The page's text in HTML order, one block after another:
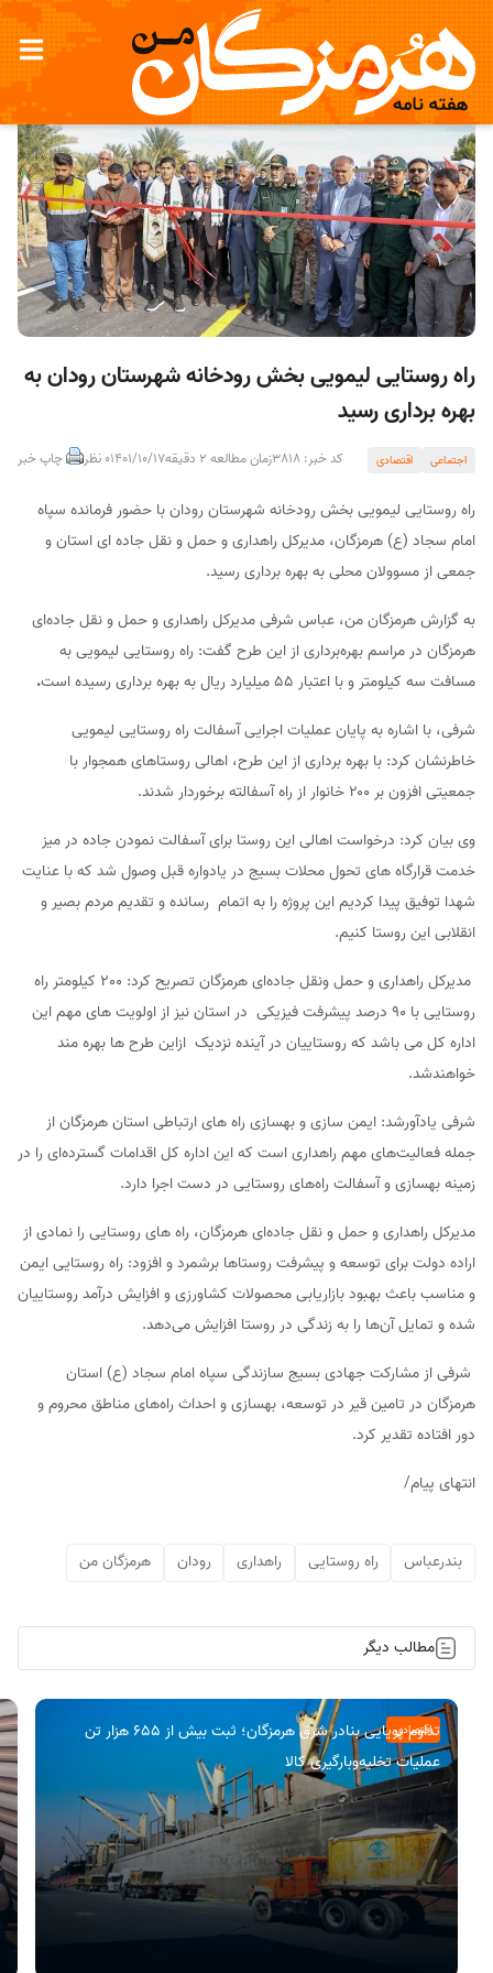
راه روستایی لیمویی بخش رودخانه شهرستان رودان به
بهره برداری رسید
اجتماعی اقتصادی کد خبر: 3818 زمان مطالعه 2 دقیقه 1401/10/170 نظر چاپ خبر
راه روستایی لیمویی بخش رودخانه شهرستان رودان با حضور فرمانده سپاه
امام سجاد (ع) هرمزگان، مدیرکل راهداری و حمل و نقل جاده ای استان و
جمعی از مسوولان محلی به بهره برداری رسید.
به گزارش هرمزگان من، عباس شرفی مدیرکل راهداری و حمل و نقل جاده‌ای
هرمزگان در مراسم بهره‌برداری از این طرح گفت: راه روستایی لیمویی به
مسافت سه کیلومتر و با اعتبار 55 میلیارد ریال به بهره برداری رسیده است
.
شرفی، با اشاره به پایان عملیات اجرایی آسفالت راه روستایی لیمویی
خاطرنشان کرد: با بهره برداری از این طرح، اهالی روستاهای همجوار با
جمعیتی افزون بر ۲۰۰ خانوار از راه آسفالته برخوردار شدند.
وی بیان کرد: درخواست اهالی این روستا برای آسفالت نمودن جاده در میز
خدمت قرارگاه های تحول محلات بسیج در یادواره قبل وصول شد که با عنایت
شهدا توفیق پیدا کردیم این پروژه را به اتمام رسانده و تقدیم مردم بصیر و
انقلابی این روستا کنیم.
مدیرکل راهداری و حمل ونقل جاده‌ای هرمزگان تصریح کرد: 200 کیلومتر راه
روستایی با 90 درصد پیشرفت فیزیکی در استان نیز از اولویت های مهم این
اداره کل می باشد که روستاییان در آینده نزدیک ازاین طرح ها بهره مند
خواهندشد.
شرفی یادآورشد: ایمن سازی و بهسازی راه های ارتباطی استان هرمزگان از
جمله فعالیت‌های مهم راهداری است که این اداره کل اقدامات گسترده‌ای را در
زمینه بهسازی و آسفالت راه‌های روستایی در دست اجرا دارد.
مدیرکل راهداری و حمل و نقل جاده‌ای هرمزگان، راه های روستایی را نمادی از
اراده دولت برای توسعه و پیشرفت روستاها برشمرد و افزود: راه روستایی ایمن
و مناسب باعث بهبود بازاریابی محصولات کشاورزی و افزایش درآمد روستاییان
شده و تمایل آن‌ها را به زندگی در روستا افزایش می‌دهد.
شرفی از مشارکت جهادی بسیج سازندگی سپاه امام سجاد (ع) استان
هرمزگان در تامین قیر در توسعه، بهسازی و احداث راه‌های مناطق محروم و
دور افتاده تقدیر کرد.
انتهای پیام/
بندرعباس راه روستایی راهداری رودان هرمزگان من
مطالب دیگر
اقتصادی
تداوم پویایی بنادر شرق هرمزگان؛ ثبت بیش از 655 هزار تن
عملیات تخلیه‌و‌بارگیری کالا